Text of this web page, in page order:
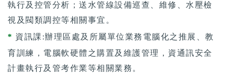
執行及控管分析；送水管線設備巡查、維修、水壓檢
視及閥類調控等相關事宜。
* 資訊課:辦理區處及所屬單位業務電腦化之推展、教
育訓練，電腦軟硬體之購置及維護管理，資通訊安全
計畫執行及管考作業等相關業務。